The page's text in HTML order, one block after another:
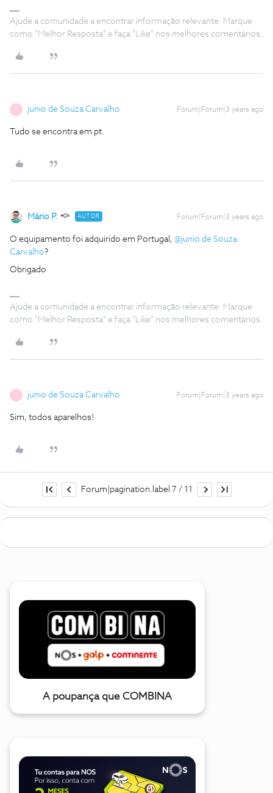
Ajude a comunidade a encontrar informação relevante. Marque
como "Melhor Resposta" e faça "Like" nos melhores comentários.
J junio de Souza Carvalho Forum|Forum|3 years ago
Tudo se encontra em pt.
Mário P. AUTOR Forum|Forum|3 years ago
O equipamento foi adquirido em Portugal, @junio de Souza
Carvalho?
Obrigado
Ajude a comunidade a encontrar informação relevante. Marque
como "Melhor Resposta" e faça "Like" nos melhores comentários.
J junio de Souza Carvalho Forum|Forum|3 years ago
Sim, todos aparelhos!
Forum|pagination.label 7 / 11
A poupança que COMBINA